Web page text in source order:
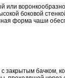
или
боковой
форма чаши
бачком,